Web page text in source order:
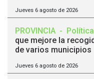
Jueves 6 agosto de 2026
PROVINCIA - Política
que mejore la
de varios municipios
Jueves 6 agosto de 2026